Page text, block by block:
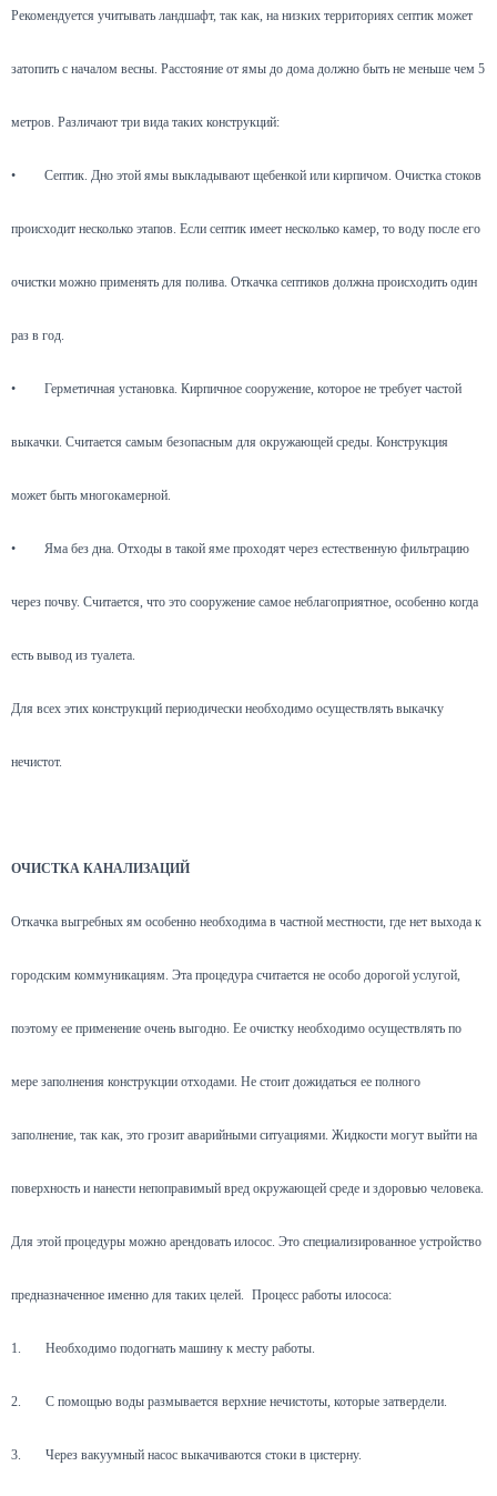
Рекомендуется учитывать ландшафт, так как, на низких территориях септик может
затопить с началом весны. Расстояние от ямы до дома должно быть не меньше чем 5
метров. Различают три вида таких конструкций:
• Септик. Дно этой ямы выкладывают щебенкой или кирпичом. Очистка стоков
происходит несколько этапов. Если септик имеет несколько камер, то воду после его
очистки можно применять для полива. Откачка септиков должна происходить один
раз в год.
• Герметичная установка. Кирпичное сооружение, которое не требует частой
выкачки. Считается самым безопасным для окружающей среды. Конструкция
может быть многокамерной.
• Яма без дна. Отходы в такой яме проходят через естественную фильтрацию
через почву. Считается, что это сооружение самое неблагоприятное, особенно когда
есть вывод из туалета.
Для всех этих конструкций периодически необходимо осуществлять выкачку
нечистот.
ОЧИСТКА КАНАЛИЗАЦИЙ
Откачка выгребных ям особенно необходима в частной местности, где нет выхода к
городским коммуникациям. Эта процедура считается не особо дорогой услугой,
поэтому ее применение очень выгодно. Ее очистку необходимо осуществлять по
мере заполнения конструкции отходами. Не стоит дожидаться ее полного
заполнение, так как, это грозит аварийными ситуациями. Жидкости могут выйти на
поверхность и нанести непоправимый вред окружающей среде и здоровью человека.
Для этой процедуры можно арендовать илосос. Это специализированное устройство
предназначенное именно для таких целей. Процесс работы илососа:
1. Необходимо подогнать машину к месту работы.
2. С помощью воды размывается верхние нечистоты, которые затвердели.
3. Через вакуумный насос выкачиваются стоки в цистерну.